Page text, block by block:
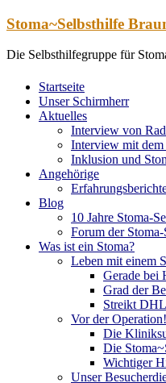
Zum
springen
Stoma~Selbsthilfe
Die Selbsthilfegruppe für
Startseite
Unser Schirmherr
Aktuelles
Interview von
Interview mit dem
Inklusion und
Angehörige
Blog
10 Jahre Stoma-
Forum der
Was ist ein Stoma?
Leben mit einem
Gerade bei
Grad der
Streikt
Vor der Operation!
Die
Die
Wichtiger
Unser